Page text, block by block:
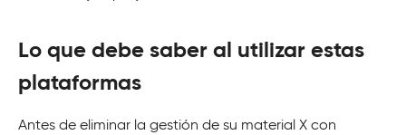
Lo que debe saber al utilizar estas
plataformas
Antes de eliminar la gestión de su material X con